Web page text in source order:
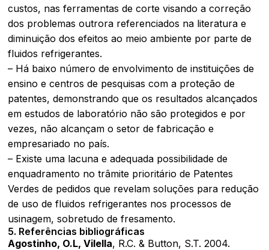
custos, nas ferramentas de corte visando a correção
dos problemas outrora referenciados na literatura e
diminuição dos efeitos ao meio ambiente por parte de
fluidos refrigerantes.
– Há baixo número de envolvimento de instituições de
ensino e centros de pesquisas com a proteção de
patentes, demonstrando que os resultados alcançados
em estudos de laboratório não são protegidos e por
vezes, não alcançam o setor de fabricação e
empresariado no país.
– Existe uma lacuna e adequada possibilidade de
enquadramento no trâmite prioritário de Patentes
Verdes de pedidos que revelam soluções para redução
de uso de fluidos refrigerantes nos processos de
usinagem, sobretudo de fresamento.
5. Referências bibliográficas
Agostinho, O.L, Vilella, R.C. & Button, S.T. 2004.